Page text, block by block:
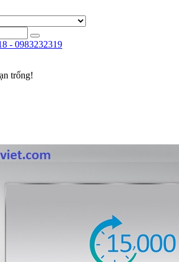
- 0983232319
trống!